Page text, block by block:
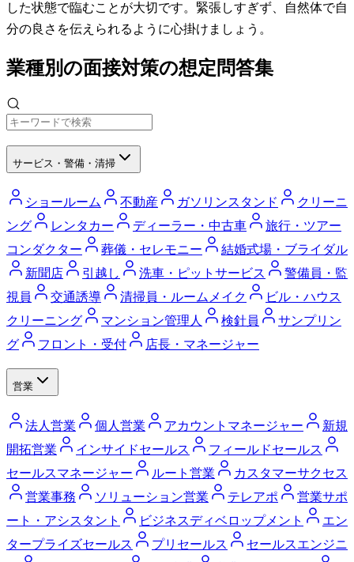
した状態で臨むことが大切です。緊張しすぎず、自然体で自
分の良さを伝えられるように心掛けましょう。
業種別の面接対策の想定問答集
サービス・警備・清掃
ショールーム 不動産 ガソリンスタンド
クリーニ
ング
レンタカー ディーラー・中古車
旅行・ツアー
コンダクター
葬儀・セレモニー
結婚式場・ブライダル
新聞店
引越し 洗車・ピットサービス
警備員・監
視員
交通誘導 清掃員・ルームメイク
ビル・ハウス
クリーニング
マンション管理人 検針員
サンプリン
グ
フロント・受付 店長・マネージャー
営業
法人営業 個人営業 アカウントマネージャー
新規
開拓営業
インサイドセールス
フィールドセールス
セールスマネージャー
ルート営業
カスタマーサクセス
営業事務
ソリューション営業 テレアポ
営業サポ
ート・アシスタント
ビジネスディベロップメント
エン
タープライズセールス
プリセールス
セールスエンジニ